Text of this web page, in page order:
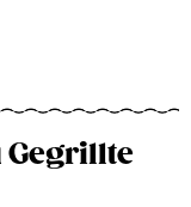
Gegrillte